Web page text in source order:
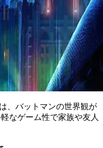
、バットマンの世界観が
なゲーム性で家族や友人